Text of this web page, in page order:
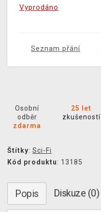
Vyprodáno
Seznam přání
Osobní
odběr
zdarma
25 let
zkušeností
Štítky: Sci-Fi
Kód produktu: 13185
Popis Diskuze (0)